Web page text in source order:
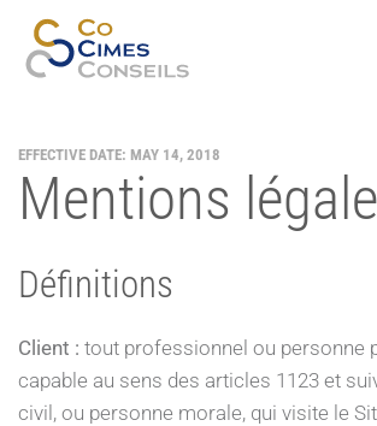
Accéder au contenu principal
EFFECTIVE DATE: MAY 14, 2018
Mentions
Définitions
Client : tout professionnel ou personne
capable au sens des articles 1123 et
civil, ou personne morale, qui visite le